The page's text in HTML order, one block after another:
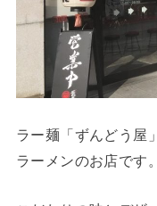
ラー麺「ずんどう屋
ラーメンのお店です。